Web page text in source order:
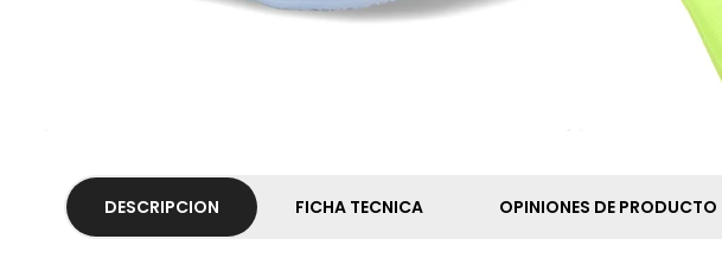
DESCRIPCION FICHA TECNICA OPINIONES DE PRODUCTO